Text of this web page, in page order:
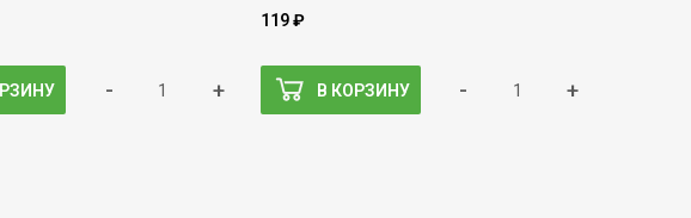
- +
119 ₽
В КОРЗИНУ - +